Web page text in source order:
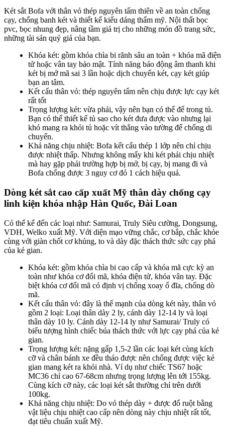
Két sắt Bofa với thân vỏ thép nguyên tấm thiên về an toàn chống
cạy, chống banh két và thiết kế kiểu dáng thẩm mỹ. Nội thất bọc
pvc, bọc nhung đẹp, nâng tầm giá trị cho những món đồ trang sức,
những tài sản quý giá của bạn.
Khóa két: gồm khóa chìa bi rãnh sâu an toàn + khóa mã điện
tử hoặc vân tay bảo mật. Tính năng báo động âm thanh khi
két bị mở mã sai 3 lần hoặc dịch chuyển két, cạy két giúp
bạn an tâm.
Kết cấu thân vỏ: thép nguyên tấm nên chịu được lực cạy két
rất tốt
Trọng lượng két: vừa phải, vậy nên bạn có thể để trong tủ.
Bạn có thể thiết kế tủ sao cho két đưa được vào nhưng lại
khó mang ra khỏi tủ hoặc vít thẳng vào tường để chống di
chuyển.
Khả năng chịu nhiệt: Bofa kết cấu thép 1 lớp nên chỉ chịu
được nhiệt thấp. Nhưng không mấy khi két phải chịu nhiệt
mà hay gặp phải trường hợp bị mở, bị cạy, bị mang đi và
Bofa chống được 3 nguy cơ đó 1 cách hiệu quả.
Dòng két sắt cao cấp xuất Mỹ thân dày chống cạy
linh kiện khóa nhập Hàn Quốc, Đài Loan
Có thể kể đến các loại như: Samurai, Truly Siêu cường, Dongsung,
VDH, Welko xuất Mỹ. Với diện mạo vững chắc, cơ bắp, chắc khỏe
cùng với giàn chốt cơ khủng, to và dày đặc thách thức sức cạy phá
của kẻ gian.
Khóa két: gồm khóa chìa bi cao cấp và khóa mã cực kỳ an
toàn như khóa cơ đổi mã, khóa điện tử, khóa vân tay. Đặc
biệt khóa cơ đổi mã có định vị chống xoay ổ đĩa, chống dò
mã.
Kết cấu thân vỏ: đây là thế mạnh của dòng két này, thân vỏ
gồm 2 loại: Loại thân dày 2 ly, cánh dày 12-14 ly và loại
thân dày 10 ly. Cánh dày 12-14 ly như Samurai/ Truly có
biểu tượng hình chiếc búa thách thức với lực cạy phá của kẻ
gian.
Trọng lượng két: nặng gấp 1,5-2 lần các loại két cùng kích
cỡ và chân bánh xe đều tháo được nên chống được việc kẻ
gian mang két ra khỏi nhà. Ví dụ như chiếc TS67 hoặc
MC36 chỉ cao 67-68cm nhưng trọng lượng lên tới 155kg.
Cùng kích cỡ này, các loại két sắt thường chỉ trên dưới
100kg.
Khả năng chịu nhiệt: Do vỏ thép dày + được đổ ruột bằng
vật liệu chịu nhiệt cao cấp nên dòng này chịu nhiệt rất tốt,
đạt tiêu chuẩn xuất Mỹ.